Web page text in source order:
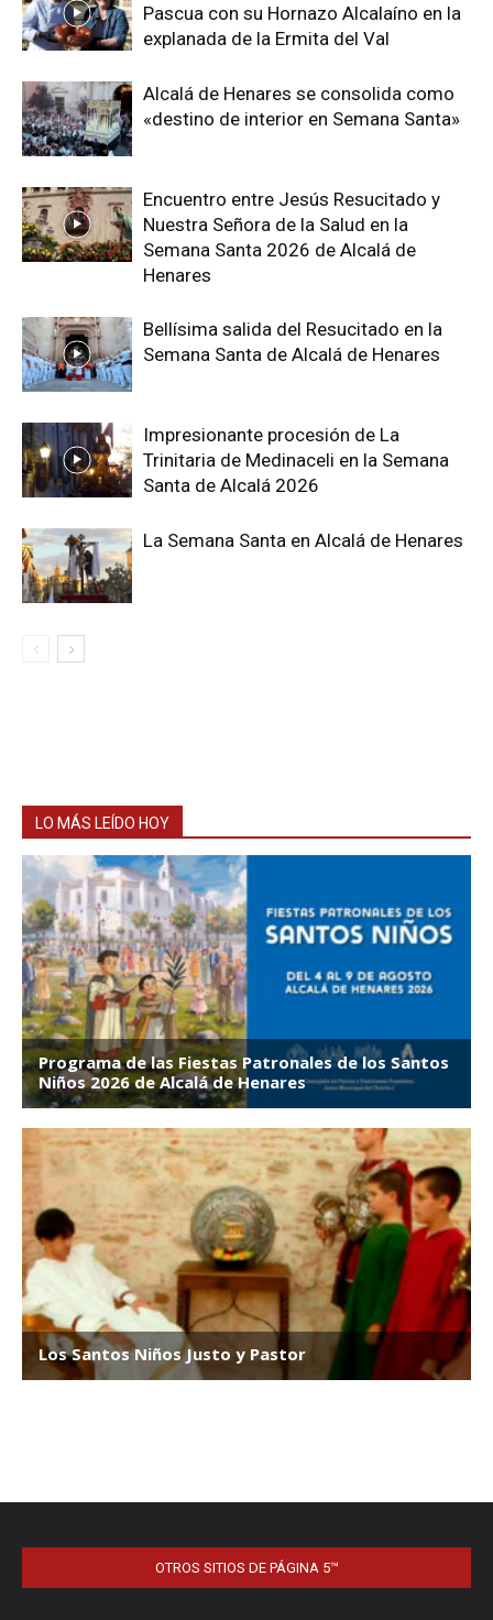
Pascua con su Hornazo Alcalaíno en la
explanada de la Ermita del Val
Alcalá de Henares se consolida como
«destino de interior en Semana Santa»
Encuentro entre Jesús Resucitado y
Nuestra Señora de la Salud en la
Semana Santa 2026 de Alcalá de
Henares
Bellísima salida del Resucitado en la
Semana Santa de Alcalá de Henares
Impresionante procesión de La
Trinitaria de Medinaceli en la Semana
Santa de Alcalá 2026
La Semana Santa en Alcalá de Henares
LO MÁS LEÍDO HOY
OTROS SITIOS DE PÁGINA 5™